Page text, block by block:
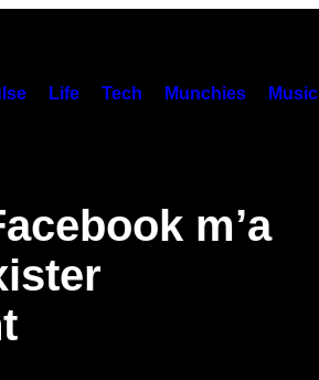
Life Tech Munchies Music
m’a